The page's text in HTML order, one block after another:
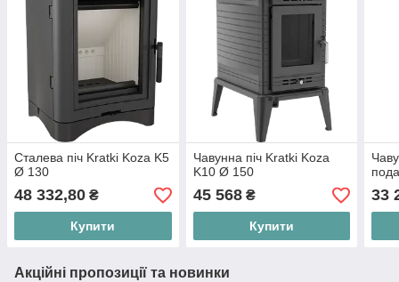
Сталева піч Kratki Koza K5
Ø 130
48 332,80 ₴
Купити
Чавунна піч Kratki Koza
K10 Ø 150
45 568₴
Купити
33
Акційні пропозиції та новинки